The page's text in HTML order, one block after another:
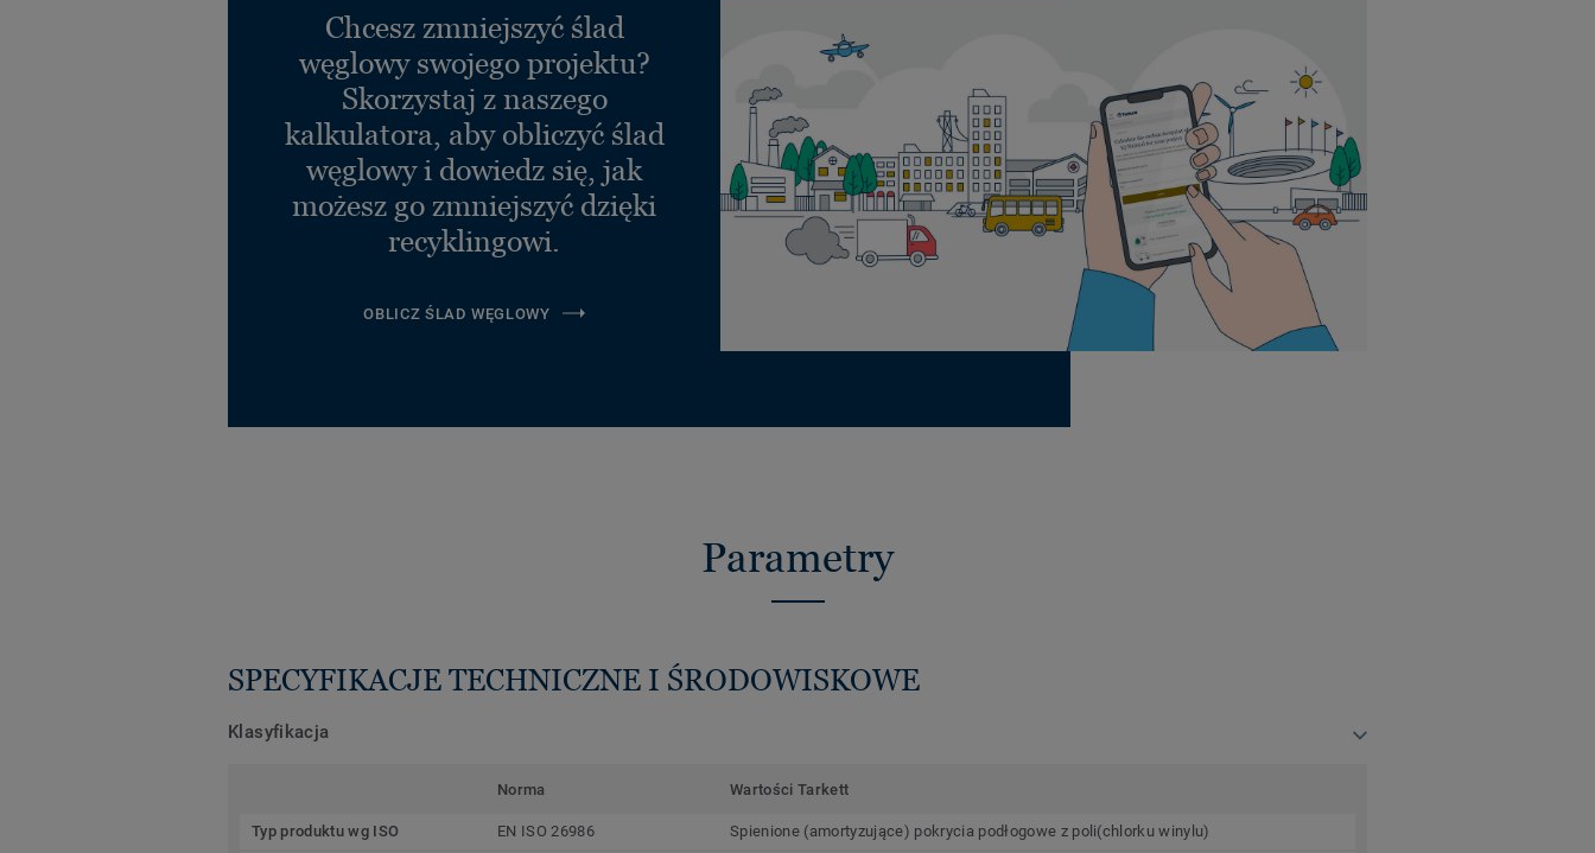
Chcesz zmniejszyć ślad
węglowy swojego projektu?
Skorzystaj z naszego
kalkulatora, aby obliczyć ślad
węglowy i dowiedz się, jak
możesz go zmniejszyć dzięki
recyklingowi.
OBLICZ ŚLAD WĘGLOWY
Parametry
SPECYFIKACJE TECHNICZNE I ŚRODOWISKOWE
Klasyfikacja
Norma Wartości Tarkett
Typ produktu wg ISO EN ISO 26986 Spienione (amortyzujące) pokrycia podłogowe z poli(chlorku winylu)